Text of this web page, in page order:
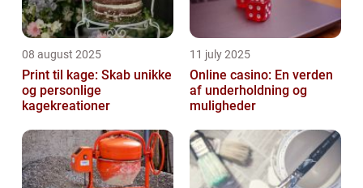
08 august 2025
Print til kage: Skab unikke
og personlige
kagekreationer
11 july 2025
Online casino: En verden
af underholdning og
muligheder